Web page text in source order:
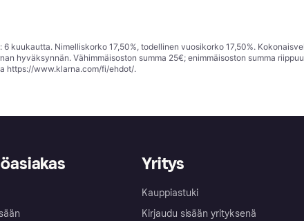
kuukautta. Nimelliskorko 17,50%, todellinen vuosikorko 17,50%.
hyväksynnän. Vähimmäisoston summa 25€; enimmäisoston summa
https://www.klarna.com/fi/ehdot/.
Yritys
Kauppiastuki
Kirjaudu sisään yrityksenä